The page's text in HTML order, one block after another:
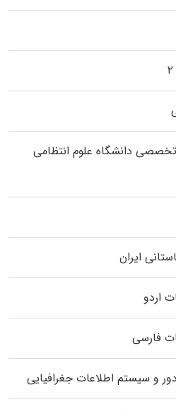
داﻧﺸﮕﺎه ﻋﻠﻮم انتظامی
ایران
اردو
فارسی
و سیستم اطلاعات جغرافیایی